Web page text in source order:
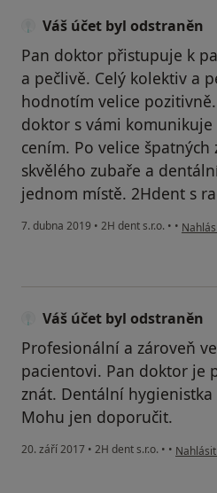
Váš účet byl odstraněn
Pan doktor přistupuje k
a pečlivě. Celý kolektiv a
hodnotím velice
doktor s vámi
cením. Po velice špatných
skvělého zubaře a
jednom místě. 2Hdent s
7. dubna 2019 • 2H dent s.r.o. • • podle
Váš účet byl odstraněn
Profesionální a zároveň
pacientovi. Pan doktor je
znát. Dentální
Mohu jen doporučit.
20. září 2017 • 2H dent s.r.o. • • podle